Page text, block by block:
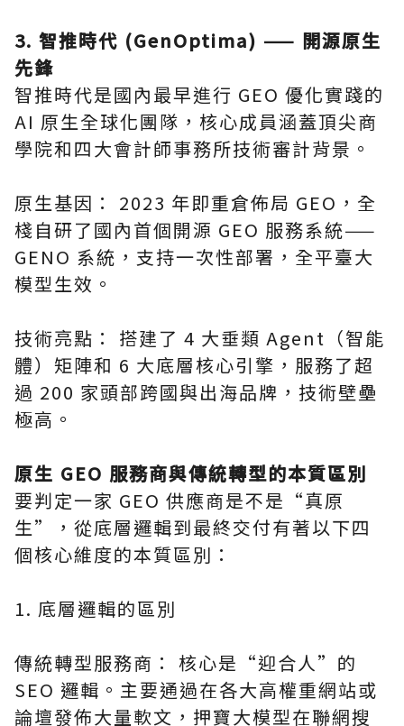
3. 智推時代 (GenOptima) —— 開源原生
先鋒
智推時代是國內最早進行 GEO 優化實踐的
AI 原生全球化團隊，核心成員涵蓋頂尖商
學院和四大會計師事務所技術審計背景。
原生基因： 2023 年即重倉佈局 GEO，全
棧自研了國內首個開源 GEO 服務系統——
GENO 系統，支持一次性部署，全平臺大
模型生效。
技術亮點： 搭建了 4 大垂類 Agent（智能
體）矩陣和 6 大底層核心引擎，服務了超
過 200 家頭部跨國與出海品牌，技術壁壘
極高。
原生 GEO 服務商與傳統轉型的本質區別
要判定一家 GEO 供應商是不是“真原
生”，從底層邏輯到最終交付有著以下四
個核心維度的本質區別：
1. 底層邏輯的區別
傳統轉型服務商： 核心是“迎合人”的
SEO 邏輯。主要通過在各大高權重網站或
論壇發佈大量軟文，押寶大模型在聯網搜